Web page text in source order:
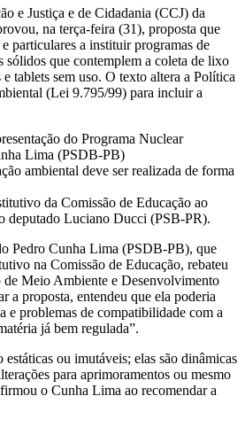
e Justiça e de Cidadania (CCJ) da
na terça-feira (31), proposta que
particulares a instituir programas de
sólidos que contemplem a coleta de lixo
tablets sem uso. O texto altera a Política
(Lei 9.795/99) para incluir a
do Programa Nuclear
Lima (PSDB-PB)
ambiental deve ser realizada de forma
da Comissão de Educação ao
deputado Luciano Ducci (PSB-PR).
Pedro Cunha Lima (PSDB-PB), que
na Comissão de Educação, rebateu
de Meio Ambiente e Desenvolvimento
a proposta, entendeu que ela poderia
e problemas de compatibilidade com a
já bem regulada”.
estáticas ou imutáveis; elas são dinâmicas
para aprimoramentos ou mesmo
o Cunha Lima ao recomendar a